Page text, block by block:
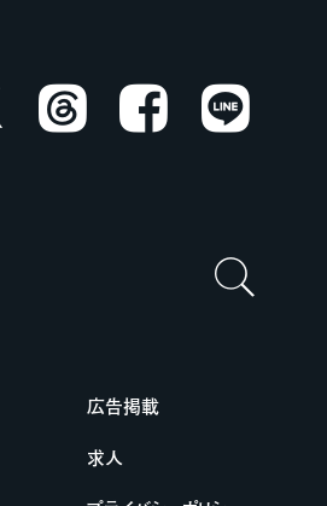
Threads Facebook LINE
広告掲載
求人